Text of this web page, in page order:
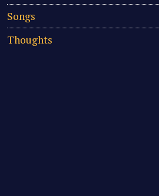
Songs
Thoughts